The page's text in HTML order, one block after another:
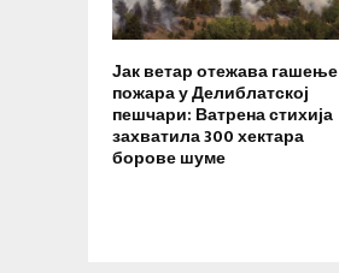
Јак ветар отежава гашење
пожара у Делиблатској
пешчари: Ватрена стихија
захватила 300 хектара
борове шуме